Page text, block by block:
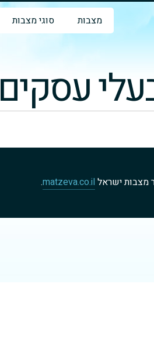
מצבות סוגי מצבות
עסקים
matzeva.co.il
.